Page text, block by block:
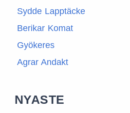
Sydde Lapptäcke
Berikar Komat
Gyökeres
Agrar Andakt
NYASTE